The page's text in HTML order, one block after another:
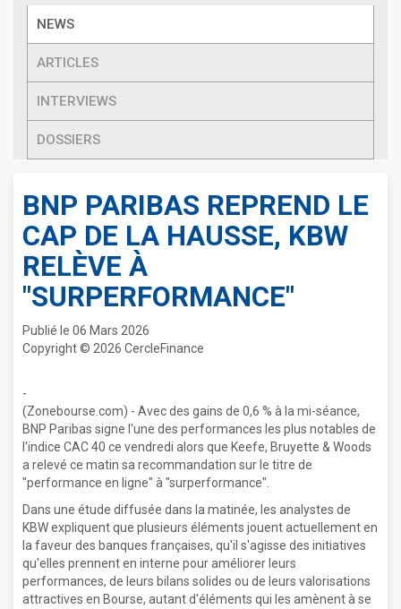
NEWS
ARTICLES
INTERVIEWS
DOSSIERS
BNP PARIBAS REPREND LE
CAP DE LA HAUSSE, KBW
RELÈVE À
"SURPERFORMANCE"
Publié le 06 Mars 2026
Copyright © 2026 CercleFinance
-
(Zonebourse.com) - Avec des gains de 0,6 % à la mi-séance,
BNP Paribas signe l'une des performances les plus notables de
l'indice CAC 40 ce vendredi alors que Keefe, Bruyette & Woods
a relevé ce matin sa recommandation sur le titre de
"performance en ligne" à "surperformance".
Dans une étude diffusée dans la matinée, les analystes de
KBW expliquent que plusieurs éléments jouent actuellement en
la faveur des banques françaises, qu'il s'agisse des initiatives
qu'elles prennent en interne pour améliorer leurs
performances, de leurs bilans solides ou de leurs valorisations
attractives en Bourse, autant d'éléments qui les amènent à se